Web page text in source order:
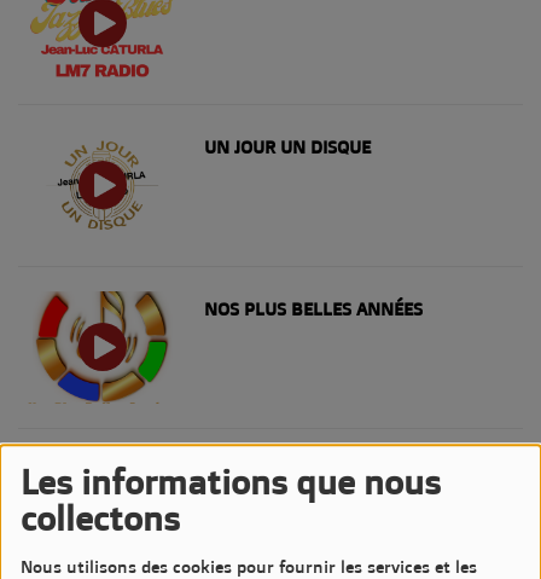
Les informations que nous
collectons
Nous utilisons des cookies pour fournir les services et les
UN JOUR UN DISQUE
NOS PLUS BELLES ANNÉES
POP-ROCK NEWS